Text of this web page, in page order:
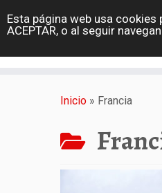
Inicio » Francia
Esta página web usa
ACEPTAR, o al seguir